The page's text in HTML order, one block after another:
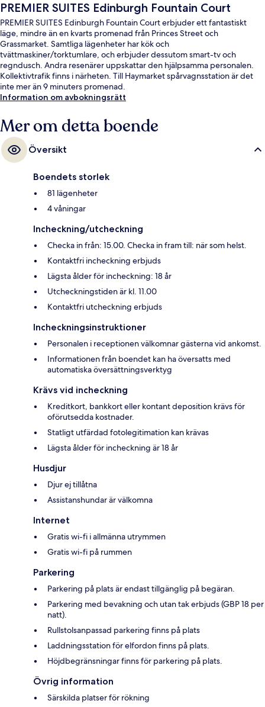
PREMIER SUITES Edinburgh Fountain Court
PREMIER SUITES Edinburgh Fountain Court erbjuder ett fantastiskt
läge, mindre än en kvarts promenad från Princes Street och
Grassmarket. Samtliga lägenheter har kök och
tvättmaskiner/torktumlare, och erbjuder dessutom smart-tv och
regndusch. Andra resenärer uppskattar den hjälpsamma personalen.
Kollektivtrafik finns i närheten. Till Haymarket spårvagnsstation är det
inte mer än 9 minuters promenad.
Information om avbokningsrätt
Mer om detta boende
Översikt
Boendets storlek
81 lägenheter
4 våningar
Incheckning/utcheckning
Checka in från: 15.00. Checka in fram till: när som helst.
Kontaktfri incheckning erbjuds
Lägsta ålder för incheckning: 18 år
Utcheckningstiden är kl. 11.00
Kontaktfri utcheckning erbjuds
Incheckningsinstruktioner
Personalen i receptionen välkomnar gästerna vid ankomst.
Informationen från boendet kan ha översatts med
automatiska översättningsverktyg
Krävs vid incheckning
Kreditkort, bankkort eller kontant deposition krävs för
oförutsedda kostnader.
Statligt utfärdad fotolegitimation kan krävas
Lägsta ålder för incheckning är 18 år
Husdjur
Djur ej tillåtna
Assistanshundar är välkomna
Internet
Gratis wi-fi i allmänna utrymmen
Gratis wi-fi på rummen
Parkering
Parkering på plats är endast tillgänglig på begäran.
Parkering med bevakning och utan tak erbjuds (GBP 18 per
natt).
Rullstolsanpassad parkering finns på plats
Laddningsstation för elfordon finns på plats.
Höjdbegränsningar finns för parkering på plats.
Övrig information
Särskilda platser för rökning